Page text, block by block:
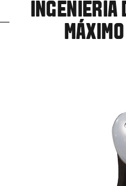
INGENIERÍA